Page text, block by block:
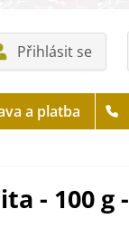
Přihlásit se
a platba
- 100 g